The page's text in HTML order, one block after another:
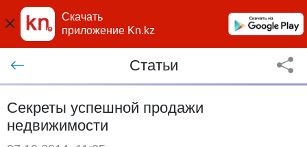
Скачать
приложение Kn.kz
Статьи
Секреты успешной продажи
недвижимости